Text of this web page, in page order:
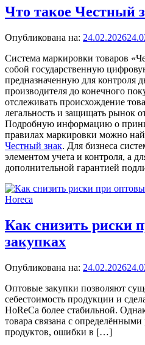
Что такое Честный
Опубликована на: 24.02.2026
Система маркировки товаров
собой государственную
предназначенную для контроля
производителя до конечного
отслеживать происхождение
легальность и защищать рынок
Подробную информацию о
правилах маркировки можно
Честный знак. Для бизнеса
элементом учета и контроля, а
дополнительной гарантией
Horeca
Как снизить риски
закупках
Опубликована на: 24.02.2026
Оптовые закупки позволяют
себестоимость продукции и
HoReCa более стабильной.
товара связана с
продуктов, ошибки в […]